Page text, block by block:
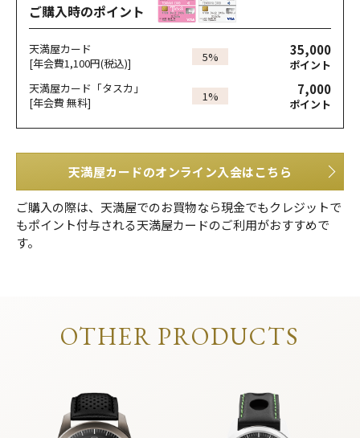
ご購入時のポイント
天満屋カード
[年会費1,100円(税込)]
5% 35,000
ポイント
天満屋カード「タスカ」
[年会費 無料]
1% 7,000
ポイント
天満屋カードのオンライン入会はこちら
ご購入の際は、天満屋でのお買物なら現金でもクレジットで
もポイント付与される天満屋カードのご利用がおすすめで
す。
OTHER PRODUCTS